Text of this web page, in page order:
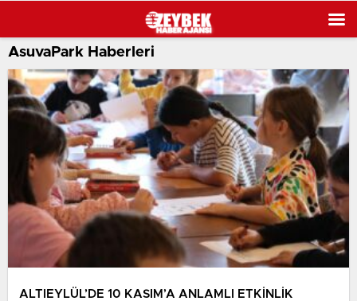
AsuvaPark Haberleri
ALTIEYLÜL’DE 10 KASIM’A ANLAMLI ETKİNLİK